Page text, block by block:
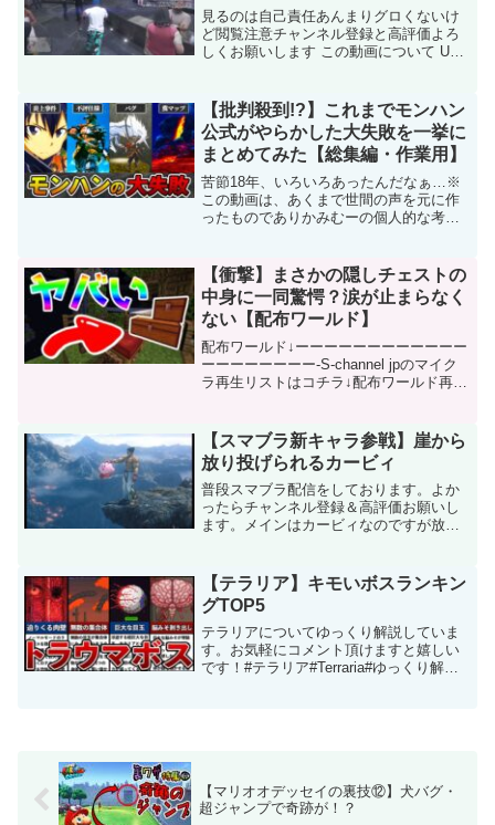
見るのは自己責任あんまりグロくないけ
ど閲覧注意チャンネル登録と高評価よろ
しくお願いします この動画について URL
【批判殺到!?】これまでモンハン
公式がやらかした大失敗を一挙に
まとめてみた【総集編・作業用】
苦節18年、いろいろあったんだなぁ…※
この動画は、あくまで世間の声を元に作
ったものでありかみむーの個人的な考え
を批判する意図は全くありませんので、
ご理解ください。【クレ...
【衝撃】まさかの隠しチェストの
中身に一同驚愕？涙が止まらなく
ない【配布ワールド】
配布ワールド↓ーーーーーーーーーーーー
ーーーーーーーー-S-channel jpのマイク
ラ再生リストはコチラ↓配布ワールド再生
musmus様...
【スマブラ新キャラ参戦】崖から
放り投げられるカービィ
普段スマブラ配信をしております。よか
ったらチャンネル登録＆高評価お願いし
ます。メインはカービィなのですが放り
ShM 投稿者 くまたろ。Games 再生時...
【テラリア】キモいボスランキン
グTOP5
テラリアについてゆっくり解説していま
す。お気軽にコメント頂けますと嬉しい
です！#テラリア#Terraria#ゆっくり解説
【マリオオデッセイの裏技⑫】犬バグ・
超ジャンプで奇跡が！？